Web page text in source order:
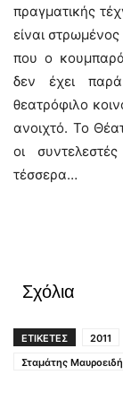
πραγματικής
είναι
που ο
δεν έχει
θεατρόφιλο
ανοιχτό. Το
οι
τέσσερα…
Σχόλια
ΕΤΙΚΕΤΕΣ 2011
Σταμάτης